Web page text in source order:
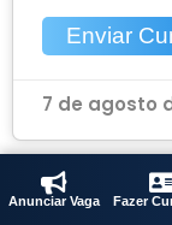
Enviar
7 de agosto
Anunciar Vaga Fazer